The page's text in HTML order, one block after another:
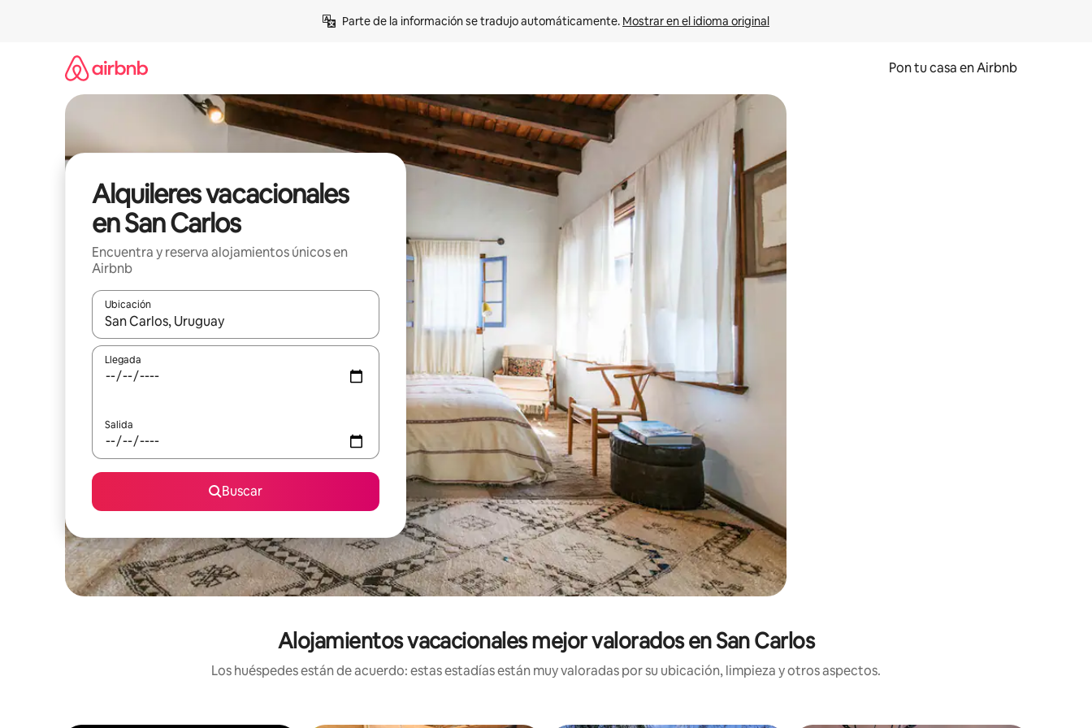
Parte de la información se tradujo automáticamente. Mostrar en el idioma original
Pon tu casa en Airbnb
Alquileres vacacionales
en San Carlos
Encuentra y reserva alojamientos únicos en
Airbnb
Ubicación
Cuando los resultados estén disponibles, navega con las teclas de flecha hacia arriba y hacia abajo o explora con el tacto o desliza el dedo.
Llegada
Salida
Buscar
Alojamientos vacacionales mejor valorados en San Carlos
Los huéspedes están de acuerdo: estas estadías están muy valoradas por su ubicación, limpieza y otros aspectos.